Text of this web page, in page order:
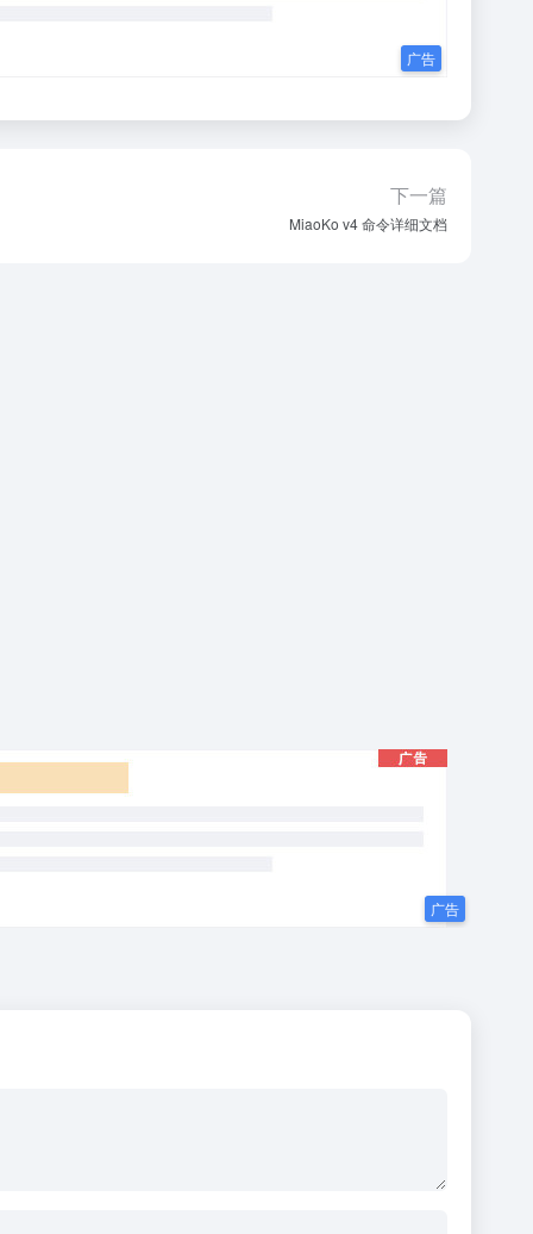
下一篇
MiaoKo v4 命令详细文档